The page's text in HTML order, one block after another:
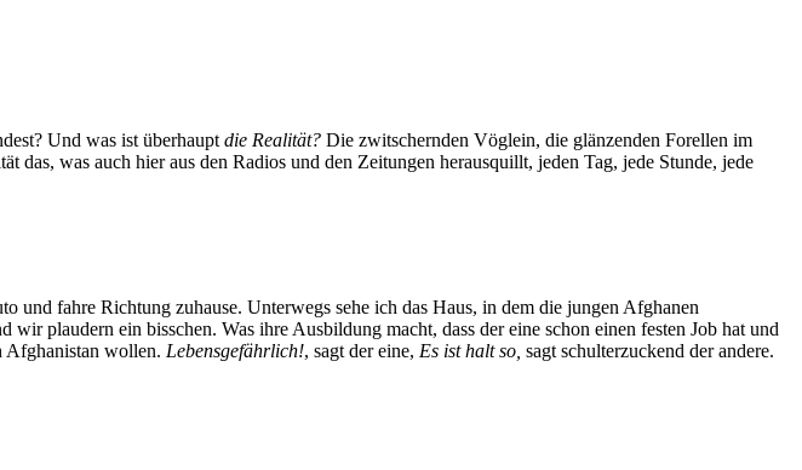
Und was ist überhaupt die Realität? Die zwitschernden Vöglein, die glänzenden Forellen im
was auch hier aus den Radios und den Zeitungen herausquillt, jeden Tag, jede Stunde, jede
fahre Richtung zuhause. Unterwegs sehe ich das Haus, in dem die jungen Afghanen
plaudern ein bisschen. Was ihre Ausbildung macht, dass der eine schon einen festen Job hat und
Afghanistan wollen. Lebensgefährlich!, sagt der eine, Es ist halt so, sagt schulterzuckend der andere.